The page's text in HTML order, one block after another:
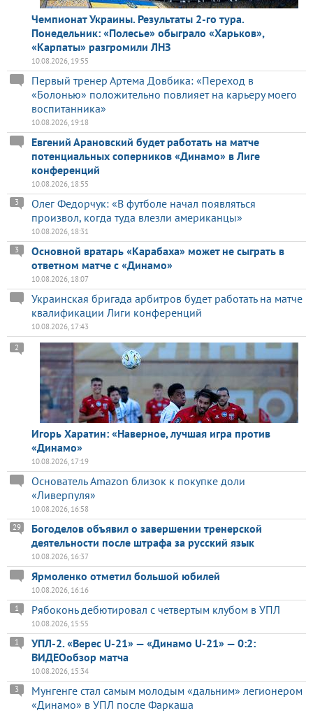
Чемпионат Украины. Результаты 2-го тура.
Понедельник: «Полесье» обыграло «Харьков»,
«Карпаты» разгромили ЛНЗ
10.08.2026, 19:55
Первый тренер Артема Довбика: «Переход в
«Болонью» положительно повлияет на карьеру моего
воспитанника»
10.08.2026, 19:18
Евгений Арановский будет работать на матче
потенциальных соперников «Динамо» в Лиге
конференций
10.08.2026, 18:55
Олег Федорчук: «В футболе начал появляться
произвол, когда туда влезли американцы»
3
10.08.2026, 18:31
Основной вратарь «Карабаха» может не сыграть в
ответном матче с «Динамо»
3
10.08.2026, 18:07
Украинская бригада арбитров будет работать на матче
квалификации Лиги конференций
10.08.2026, 17:43
Игорь Харатин: «Наверное, лучшая игра против
«Динамо»
2
10.08.2026, 17:19
Основатель Amazon близок к покупке доли
«Ливерпуля»
10.08.2026, 16:58
Богоделов объявил о завершении тренерской
деятельности после штрафа за русский язык
29
10.08.2026, 16:37
Ярмоленко отметил большой юбилей
10.08.2026, 16:16
Рябоконь дебютировал с четвертым клубом в УПЛ
1
10.08.2026, 15:55
УПЛ-2. «Верес U-21» — «Динамо U-21» — 0:2:
ВИДЕОобзор матча
1
10.08.2026, 15:34
Мунгенге стал самым молодым «дальним» легионером
«Динамо» в УПЛ после Фаркаша
3